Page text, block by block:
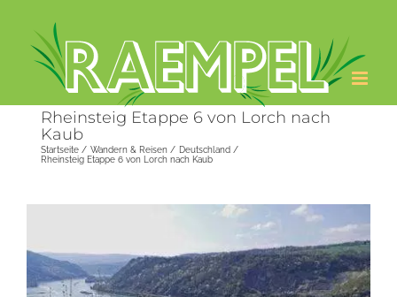
springen
Rheinsteig Etappe 6 von Lorch nach
Kaub
Startseite Wandern & Reisen
Deutschland
Rheinsteig Etappe 6 von Lorch nach Kaub
Bild